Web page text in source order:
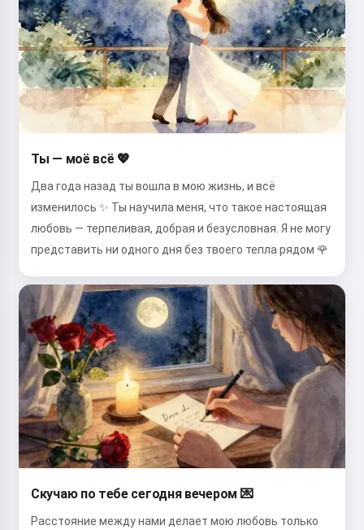
Ты — моё всё 💖
Два года назад ты вошла в мою жизнь, и всё
изменилось ✨ Ты научила меня, что такое настоящая
любовь — терпеливая, добрая и безусловная. Я не могу
представить ни одного дня без твоего тепла рядом 🌹
Скучаю по тебе сегодня вечером 💌
Расстояние между нами делает мою любовь только